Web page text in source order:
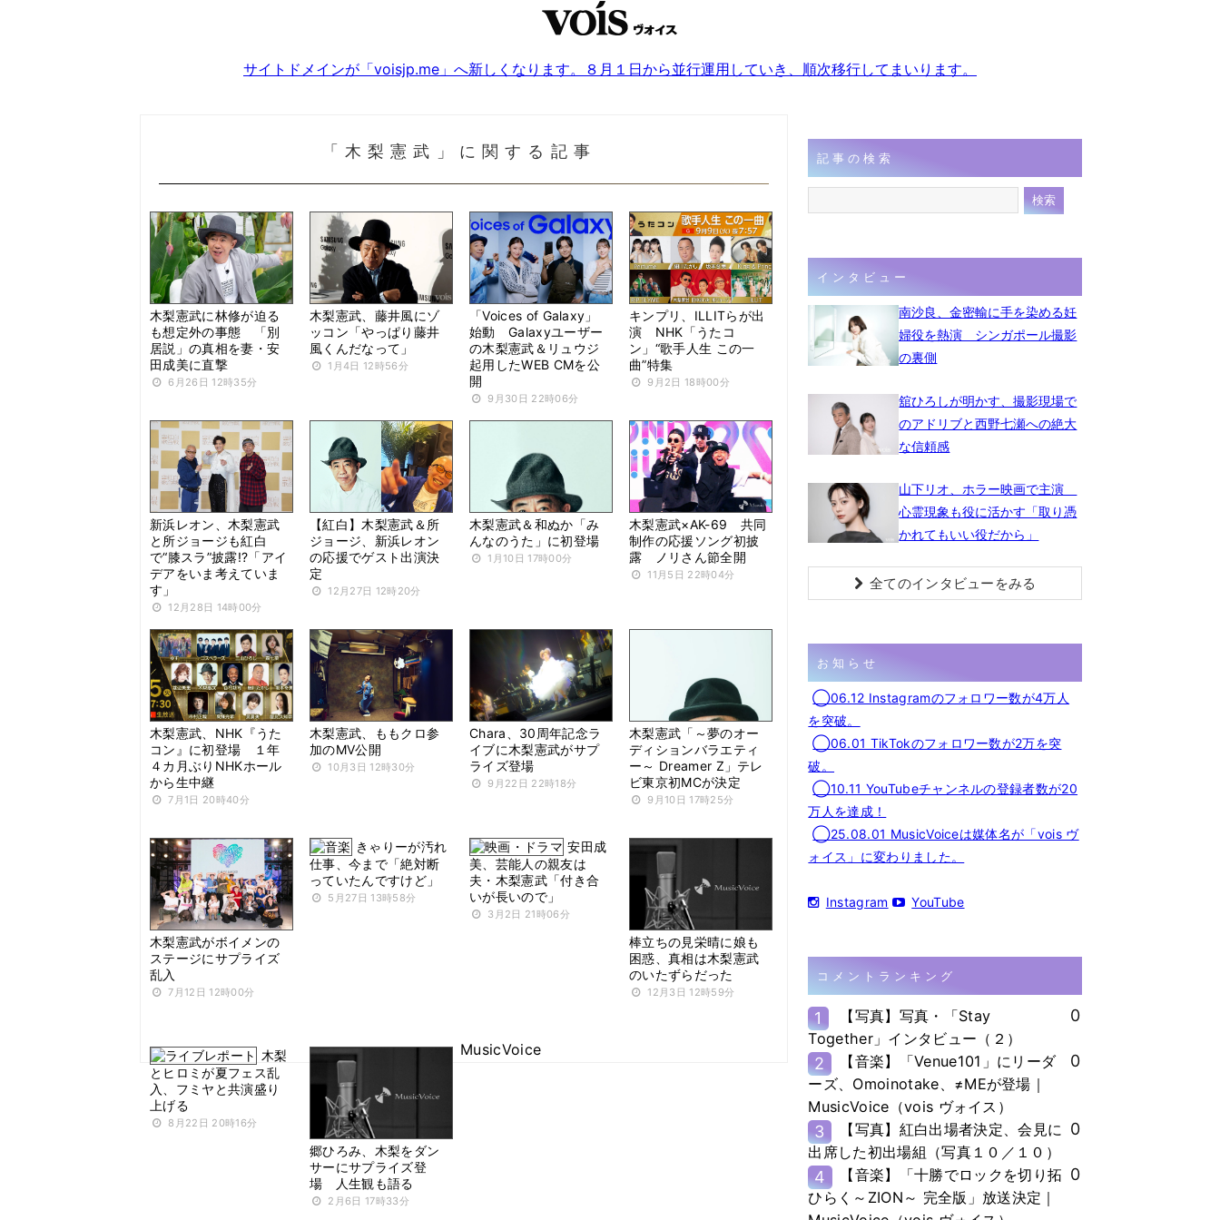
サイトドメインが「voisjp.me」へ新しくなります。８月１日から並行運用していき、順次移行してまいります。
「木梨憲武」に関する記事
木梨憲武に林修が迫る
も想定外の事態 「別
居説」の真相を妻・安
田成美に直撃
6月26日 12時35分
木梨憲武、藤井風にゾ
ッコン「やっぱり藤井
風くんだなって」
1月4日 12時56分
「Voices of Galaxy」
始動 Galaxyユーザー
の木梨憲武＆リュウジ
起用したWEB CMを公
開
9月30日 22時06分
キンプリ、ILLITらが出
演 NHK「うたコ
ン」“歌手人生 この一
曲”特集
9月2日 18時00分
新浜レオン、木梨憲武
と所ジョージも紅白
で“膝スラ”披露!?「アイ
デアをいま考えていま
す」
12月28日 14時00分
【紅白】木梨憲武＆所
ジョージ、新浜レオン
の応援でゲスト出演決
定
12月27日 12時20分
木梨憲武＆和ぬか「み
んなのうた」に初登場
1月10日 17時00分
木梨憲武×AK-69 共同
制作の応援ソング初披
露 ノリさん節全開
11月5日 22時04分
木梨憲武、NHK『うた
コン』に初登場 １年
４カ月ぶりNHKホール
から生中継
7月1日 20時40分
木梨憲武、ももクロ参
加のMV公開
10月3日 12時30分
Chara、30周年記念ラ
イブに木梨憲武がサプ
ライズ登場
9月22日 22時18分
木梨憲武「～夢のオー
ディションバラエティ
ー～ Dreamer Z」テレ
ビ東京初MCが決定
9月10日 17時25分
木梨憲武がボイメンの
ステージにサプライズ
乱入
7月12日 12時00分
きゃりーが汚れ
仕事、今まで「絶対断
っていたんですけど」
5月27日 13時58分
安田成
美、芸能人の親友は
夫・木梨憲武「付き合
いが長いので」
3月2日 21時06分
棒立ちの見栄晴に娘も
困惑、真相は木梨憲武
のいたずらだった
12月3日 12時59分
木梨
とヒロミが夏フェス乱
入、フミヤと共演盛り
上げる
8月22日 20時16分
郷ひろみ、木梨をダン
サーにサプライズ登
場 人生観も語る
2月6日 17時33分
MusicVoice
記事の検索
インタビュー
南沙良、金密輸に手を染める妊
婦役を熱演 シンガポール撮影
の裏側
舘ひろしが明かす、撮影現場で
のアドリブと西野七瀬への絶大
な信頼感
山下リオ、ホラー映画で主演
心霊現象も役に活かす「取り憑
かれてもいい役だから」
全てのインタビューをみる
お知らせ
◯06.12 Instagramのフォロワー数が4万人
を突破。
◯06.01 TikTokのフォロワー数が2万を突
破。
◯10.11 YouTubeチャンネルの登録者数が20
万人を達成！
◯25.08.01 MusicVoiceは媒体名が「vois ヴ
ォイス」に変わりました。
Instagram YouTube
コメントランキング
1
【写真】写真・「Stay
Together」インタビュー（２）
0
2
【音楽】「Venue101」にリーダ
ーズ、Omoinotake、≠MEが登場｜
MusicVoice（vois ヴォイス）
0
3
【写真】紅白出場者決定、会見に
出席した初出場組（写真１０／１０）
0
4
【音楽】「十勝でロックを切り拓
ひらく～ZION～ 完全版」放送決定｜
0